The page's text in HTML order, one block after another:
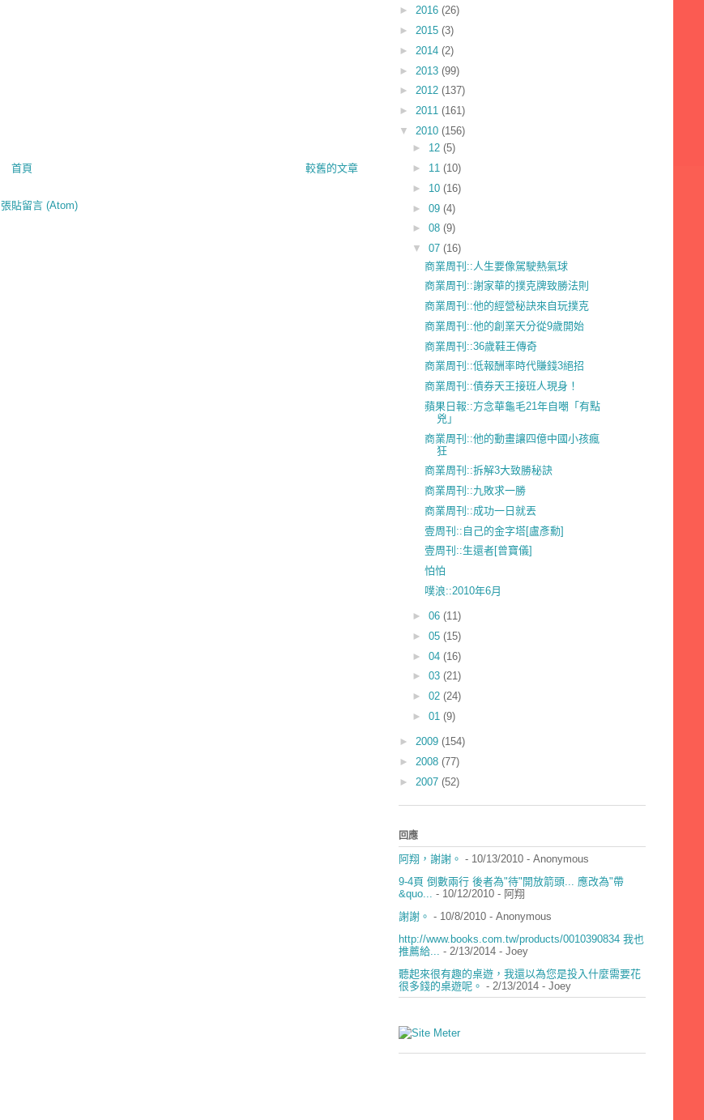
較舊的文章
首頁
張貼留言 (Atom)
► 2016 (26)
► 2015 (3)
► 2014 (2)
► 2013 (99)
► 2012 (137)
► 2011 (161)
▼ 2010 (156)
► 12 (5)
► 11 (10)
► 10 (16)
► 09 (4)
► 08 (9)
▼ 07 (16)
商業周刊::人生要像駕駛熱氣球
商業周刊::謝家華的撲克牌致勝法則
商業周刊::他的經營秘訣來自玩撲克
商業周刊::他的創業天分從9歲開始
商業周刊::36歲鞋王傳奇
商業周刊::低報酬率時代賺錢3絕招
商業周刊::債券天王接班人現身！
蘋果日報::方念華龜毛21年自嘲「有點
兇」
商業周刊::他的動畫讓四億中國小孩瘋
狂
商業周刊::拆解3大致勝秘訣
商業周刊::九敗求一勝
商業周刊::成功一日就丟
壹周刊::自己的金字塔[盧彥勳]
壹周刊::生還者[曾寶儀]
怕怕
噗浪::2010年6月
► 06 (11)
► 05 (15)
► 04 (16)
► 03 (21)
► 02 (24)
► 01 (9)
► 2009 (154)
► 2008 (77)
► 2007 (52)
回應
阿翔，謝謝。 - 10/13/2010 - Anonymous
9-4頁 倒數兩行 後者為"待"開放箭頭... 應改為"帶
&quo...
- 10/12/2010 - 阿翔
謝謝。 - 10/8/2010 - Anonymous
http://www.books.com.tw/products/0010390834 我也
推薦給...
- 2/13/2014 - Joey
聽起來很有趣的桌遊，我還以為您是投入什麼需要花
很多錢的桌遊呢。 - 2/13/2014 - Joey